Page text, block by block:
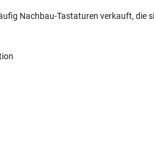
Nachbau-Tastaturen verkauft, die